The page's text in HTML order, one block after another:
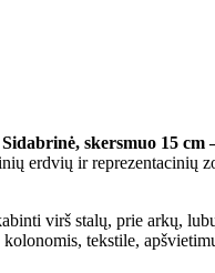
skersmuo 15 cm
erdvių ir reprezentacinių
virš stalų, prie arkų,
kolonomis, tekstile,